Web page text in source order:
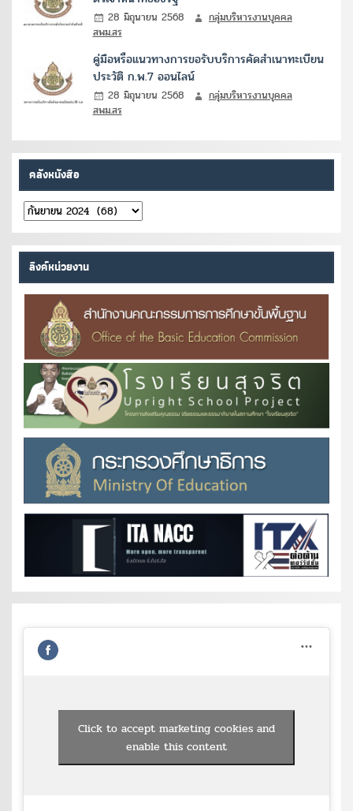
28 มิถุนายน 2568
กลุ่มบริหารงานบุคคล
สพม.สร
คู่มือหรือแนวทางการขอรับบริการคัดสำเนาทะเบียน
ประวัติ ก.พ.7 ออนไลน์
28 มิถุนายน 2568
กลุ่มบริหารงานบุคคล
สพม.สร
คลังหนังสือ
คลัง
หนังสือ
ลิงค์หน่วยงาน
Click to accept marketing cookies and
enable this content